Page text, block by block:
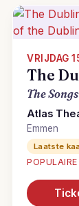
VRIJDAG
The
The
Atlas
Emmen
Laatste